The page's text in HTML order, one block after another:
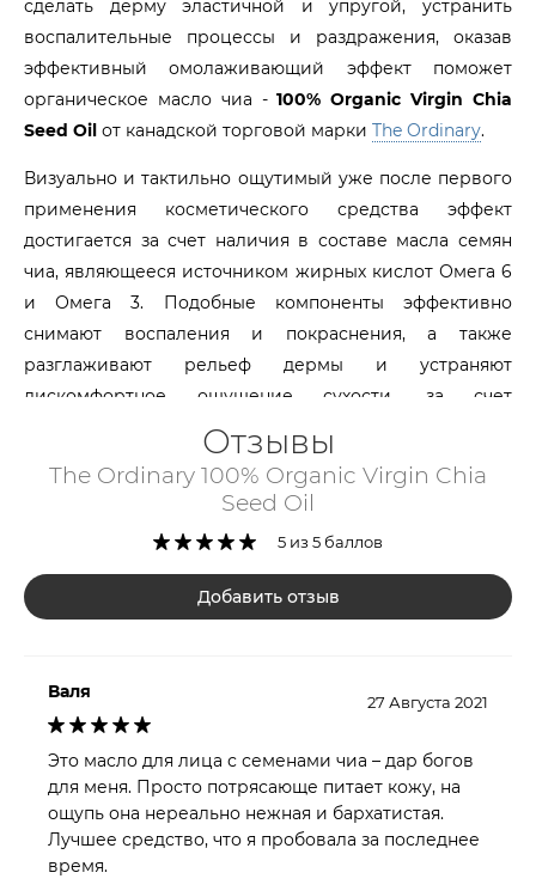
сделать дерму эластичной и упругой, устранить
воспалительные процессы и раздражения, оказав
эффективный омолаживающий эффект поможет
органическое масло чиа -100% Organic Virgin Chia
Seed Oil от канадской торговой марки The Ordinary.
Визуально и тактильно ощутимый уже после первого
применения косметического средства эффект
достигается за счет наличия в составе масла семян
чиа, являющееся источником жирных кислот Омега 6
и Омега 3. Подобные компоненты эффективно
снимают воспаления и покраснения, а также
разглаживают рельеф дермы и устраняют
дискомфортное ощущение сухости, за счет
обеспечения клеток эпидермиса интенсивной
В качестве успокаивающих агентов, обладающих
антиоксидантными характеристиками, выступают
оказывающие выраженное увлажняющее и
участие в синтезе липидов. Значительный
липолитический эффект проявляется в усилении
синтеза холестерина, который совместно с другими
липидами играют важную роль в защите клеток от
обезвоживания. Антиоксидантную защиту
гарантирует витамин Е в тандеме с фитостеролами,
блокирующие образование на клеточном уровне
Отзывы
The Ordinary 100% Organic Virgin Chia
Seed Oil
5 из 5 баллов
Добавить отзыв
Валя 27 Августа 2021
Это масло для лица с семенами чиа – дар богов
для меня. Просто потрясающе питает кожу, на
ощупь она нереально нежная и бархатистая.
Лучшее средство, что я пробовала за последнее
время.